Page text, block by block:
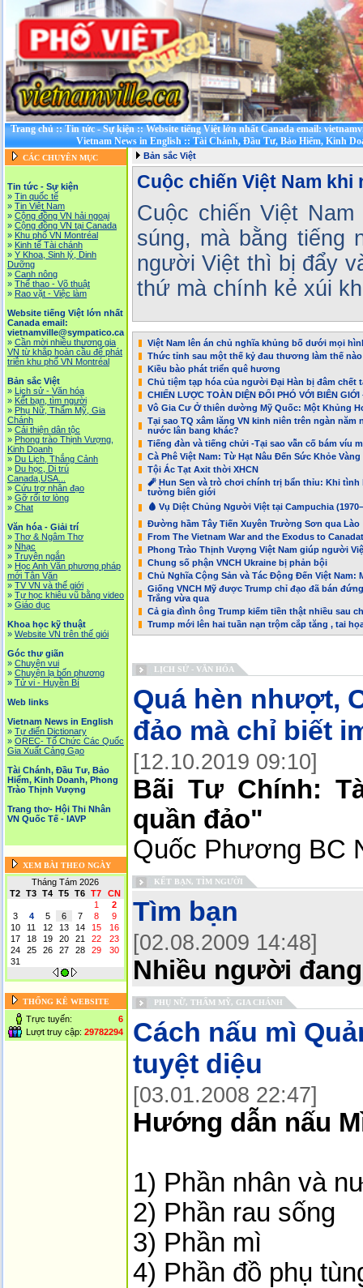
Trang chủ::Tin tức - Sự kiện::Website tiếng Việt lớn nhất Canada email:
Vietnam News in English::Tài Chánh, Đầu Tư, Bảo Hiểm, Kinh
CÁC CHUYÊN MỤC
Tin tức - Sự kiện
» Tin quốc tế
» Tin Việt Nam
» Cộng đồng VN hải ngoại
» Cộng đồng VN tại Canada
» Khu phố VN Montréal
» Kinh tế Tài chánh
» Y Khoa, Sinh lý, Dinh
Dưỡng
» Canh nông
» Thể thao - Võ thuật
» Rao vặt - Việc làm
Website tiếng Việt lớn nhất
Canada email:
vietnamville@sympatico.ca
» Cần mời nhiều thương gia
VN từ khắp hoàn cầu để phát
triễn khu phố VN Montréal
Bản sắc Việt
» Lịch sử - Văn hóa
» Kết bạn, tìm người
» Phụ Nữ, Thẩm Mỹ, Gia
Chánh
» Cải thiện dân tộc
» Phong trào Thịnh Vượng,
Kinh Doanh
» Du Lịch, Thắng Cảnh
» Du học, Di trú
Canada,USA...
» Cứu trợ nhân đạo
» Gỡ rối tơ lòng
» Chat
Văn hóa - Giải trí
» Thơ & Ngâm Thơ
» Nhạc
» Truyện ngắn
» Học Anh Văn phương pháp
mới Tân Văn
» TV VN và thế giới
» Tự học khiêu vũ bằng video
» Giáo dục
Khoa học kỹ thuật
» Website VN trên thế giói
Góc thư giãn
» Chuyện vui
» Chuyện lạ bốn phương
» Tử vi - Huyền Bí
Web links
Vietnam News in English
» Tự điển Dictionary
» OREC- Tố Chức Các Quốc
Gia Xuất Cảng Gạo
Tài Chánh, Đầu Tư, Bảo
Hiểm, Kinh Doanh, Phong
Trào Thịnh Vượng
Trang thơ- Hội Thi Nhân
VN Quốc Tế - IAVP
XEM BÀI THEO NGÀY
Tháng Tám 2026
T2
T3 T4 T5 T6 T7
CN
1
2
3
4 5 6 7 8
9
10
11 12 13 14 15
16
17
18 19 20 21 22
23
24
25 26 27 28 29
30
31
THỐNG KÊ WEBSITE
Trực tuyến:
6
Lượt truy cập: 29782294
Bản sắc Việt
Cuộc chiến Việt Nam
Cuộc chiến Việt
súng, mà bằng tiếng
người Việt thì bị đẩy
thứ mà chính kẻ xúi
Việt Nam lên án chủ nghĩa khủng bố dưới mọi
Thức tỉnh sau một thế kỷ đau thương làm thế
Kiều bào phát triển quê hương
Chủ tiệm tạp hóa của người Đại Hàn bị đâm chết
CHIẾN LƯỢC TOÀN DIỆN ĐỐI PHÓ VỚI BIÊN
Vô Gia Cư Ở thiên dường Mỹ Quốc: Một Khủng
Tại sao TQ xâm lăng VN kinh niên trên ngàn
nước lân bang khác?
Tiếng đàn và tiếng chửi -Tại sao vẫn cố bám víu
Cà Phê Việt Nam: Từ Hạt Nâu Đến Sức Khỏe
Tội Ác Tạt Axit thời XHCN
🧨 Hun Sen và trò chơi chính trị bẩn thỉu: Khi
tường biên giới
🩸 Vụ Diệt Chủng Người Việt tại Campuchia
Đường hầm Tây Tiến Xuyên Trường Sơn qua Lào
From The Vietnam War and the Exodus to
Phong Trào Thịnh Vượng Việt Nam giúp người
Chung số phận VNCH Ukraine bị phản bội
Chủ Nghĩa Cộng Sản và Tác Động Đến Việt Nam:
Giống VNCH Mỹ được Trump chỉ đạo đã bán
Trắng vừa qua
Cả gia đình ông Trump kiếm tiền thật nhiều sau
Trump mới lên hai tuần nạn trộm cắp tăng , tai
LỊCH SỬ - VĂN HÓA
Quá hèn nhượt,
đảo mà chỉ biết
[12.10.2019 09:10]
Bãi Tư Chính:
quần đảo"
Quốc Phương BC
KẾT BẠN, TÌM NGƯỜI
Tìm bạn
[02.08.2009 14:48]
Nhiều người
PHỤ NỮ, THẨM MỸ, GIA CHÁNH
Cách nấu mì
tuyệt diệu
[03.01.2008 22:47]
Hướng dẫn nấu
1) Phần nhân và
2) Phần rau sống
3) Phần mì
4) Phần đồ phụ